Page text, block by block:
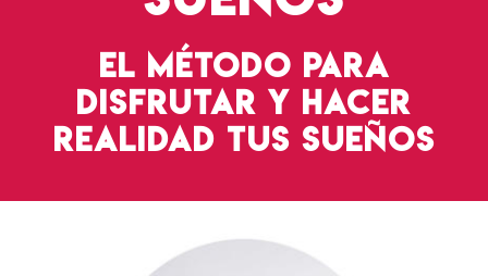
El método para
disfrutar y hacer
realidad tus sueños